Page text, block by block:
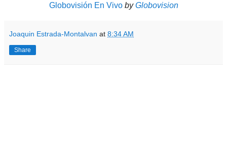
Globovisión En Vivo byGlobovision
Joaquin Estrada-Montalvan at 8:34 AM
Share